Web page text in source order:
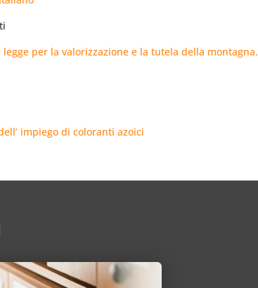
per la valorizzazione e la tutela della montagna.
impiego di coloranti azoici